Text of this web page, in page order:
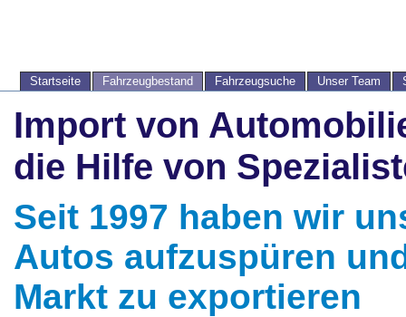
Startseite Fahrzeugbestand Fahrzeugsuche Unser Team
Import von
die Hilfe von
Seit 1997 haben wir
Autos aufzuspüren
Markt zu exportieren